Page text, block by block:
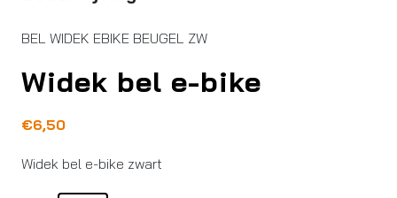
BEL WIDEK EBIKE BEUGEL ZW
Widek bel e-bike
€6,50
Widek bel e-bike zwart